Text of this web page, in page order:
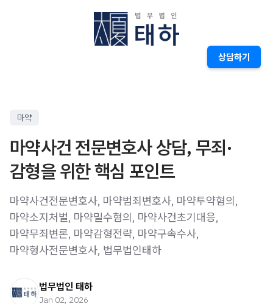
상담하기
마약
마약사건 전문변호사 상담, 무죄·
감형을 위한 핵심 포인트
마약사건전문변호사, 마약범죄변호사, 마약투약혐의,
마약소지처벌, 마약밀수혐의, 마약사건초기대응,
마약무죄변론, 마약감형전략, 마약구속수사,
마약형사전문변호사, 법무법인태하
법무법인 태하
Jan 02, 2026